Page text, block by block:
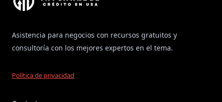
Asistencia para negocios con recursos gratuitos y
consultoría con los mejores expertos en el tema.
Política de privacidad